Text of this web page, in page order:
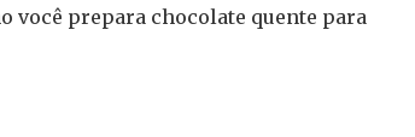
você prepara chocolate quente para